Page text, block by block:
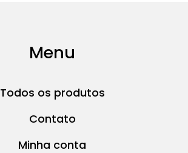
Menu
Todos os produtos
Contato
Minha conta